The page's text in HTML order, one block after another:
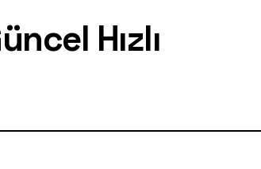
Hızlı